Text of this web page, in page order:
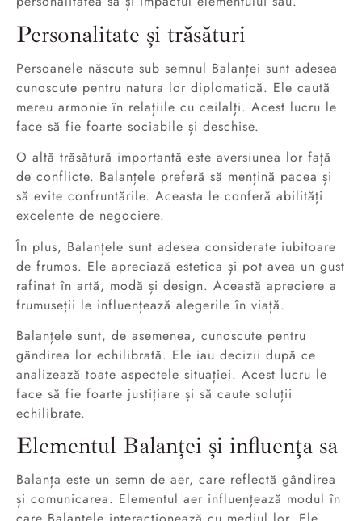
Personalitate și trăsături
Persoanele născute sub semnul Balanței sunt adesea
cunoscute pentru natura lor diplomatică. Ele caută
mereu armonie în relațiile cu ceilalți. Acest lucru le
face să fie foarte sociabile și deschise.
O altă trăsătură importantă este aversiunea lor față
de conflicte. Balanțele preferă să mențină pacea și
să evite confruntările. Aceasta le conferă abilități
excelente de negociere.
În plus, Balanțele sunt adesea considerate iubitoare
de frumos. Ele apreciază estetica și pot avea un gust
rafinat în artă, modă și design. Această apreciere a
frumuseții le influențează alegerile în viață.
Balanțele sunt, de asemenea, cunoscute pentru
gândirea lor echilibrată. Ele iau decizii după ce
analizează toate aspectele situației. Acest lucru le
face să fie foarte justițiare și să caute soluții
echilibrate.
Elementul Balanței și influența sa
Balanța este un semn de aer, care reflectă gândirea
și comunicarea. Elementul aer influențează modul în